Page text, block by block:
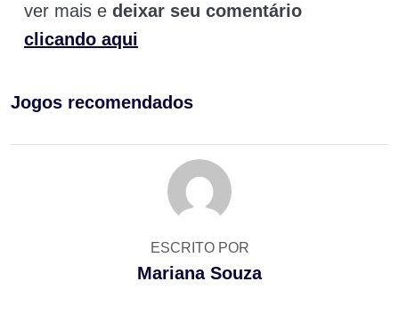
ver mais e deixar seu comentário
clicando aqui
Jogos recomendados
ESCRITO POR
Mariana Souza